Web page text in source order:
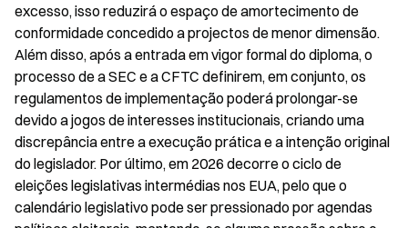
excesso, isso reduzirá o espaço de amortecimento de
conformidade concedido a projectos de menor dimensão.
Além disso, após a entrada em vigor formal do diploma, o
processo de a SEC e a CFTC definirem, em conjunto, os
regulamentos de implementação poderá prolongar-se
devido a jogos de interesses institucionais, criando uma
discrepância entre a execução prática e a intenção original
do legislador. Por último, em 2026 decorre o ciclo de
eleições legislativas intermédias nos EUA, pelo que o
calendário legislativo pode ser pressionado por agendas